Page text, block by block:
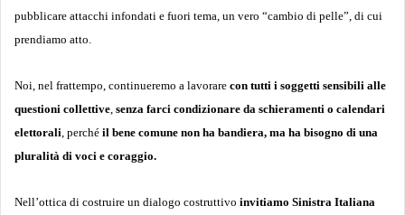
pubblicare attacchi infondati e fuori tema, un vero “cambio di pelle”, di cui
prendiamo atto.
Noi, nel frattempo, continueremo a lavorare con tutti i soggetti sensibili alle
questioni collettive senza farci condizionare da schieramenti o calendari
elettorali , perché il bene comune non ha bandiera, ma ha bisogno di una
pluralità di voci e coraggio.
Nell’ottica di costruire un dialogo costruttivo invitiamo Sinistra Italiana